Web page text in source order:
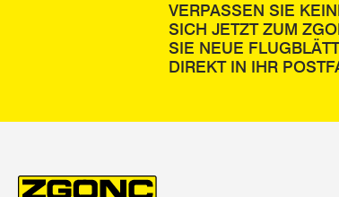
VERPASSEN SIE
SICH JETZT ZUM
SIE NEUE
DIREKT IN IHR